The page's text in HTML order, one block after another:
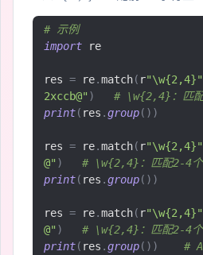
# 示例
import re
res = re.match( r"\w{2,4}"
2xccb@" )
# \w{2,4}：匹
print( res .group())
res = re.match( r"\w{2,4}"
@" )
# \w{2,4}：匹配2-4个
print( res .group())
res = re.match( r"\w{2,4}"
@" )
# \w{2,4}：匹配2-4个
print( res .group())
#